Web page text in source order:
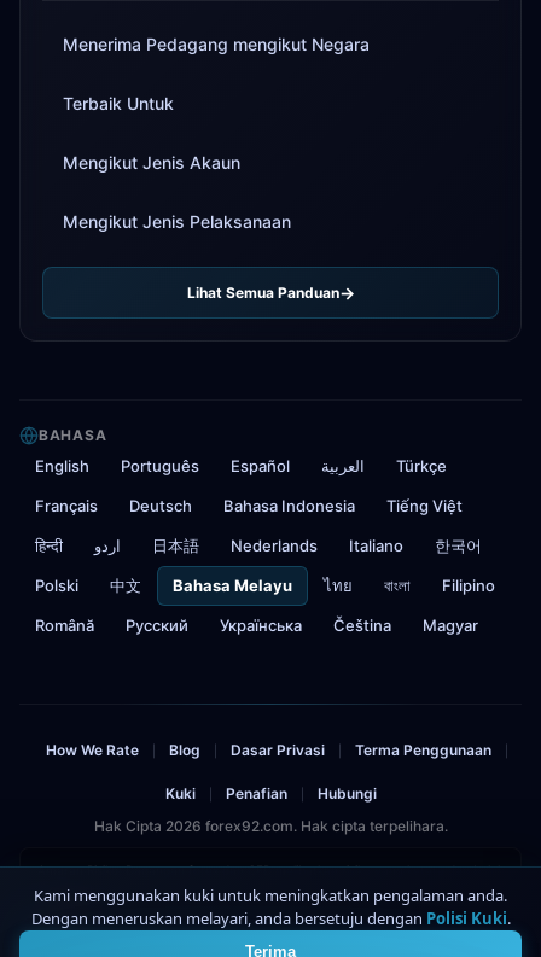
Menerima Pedagang mengikut Negara
Terbaik Untuk
Mengikut Jenis Akaun
Mengikut Jenis Pelaksanaan
Lihat Semua Panduan
BAHASA
English Português Español العربية Türkçe
Français Deutsch Bahasa Indonesia Tiếng Việt
हिन्दी اردو 日本語 Nederlands Italiano 한국어
Polski 中文 Bahasa Melayu ไทย বাংলা Filipino
Română Русский Українська Čeština Magyar
How We Rate Blog Dasar Privasi Terma Penggunaan
Kuki Penafian
Hubungi
Hak Cipta 2026 forex92.com. Hak cipta terpelihara.
Amaran Risiko: Dagangan forex dan CFD melibatkan risiko yang ketara dan boleh
mengakibatkan kehilangan modal yang dilaburkan. Anda tidak harus melabur
lebih daripada yang anda mampu untuk rugi. Laman ini mengandungi pautan
afiliasi.
Kami menggunakan kuki untuk meningkatkan pengalaman anda.
Dengan meneruskan melayari, anda bersetuju dengan Polisi Kuki.
Terima
4